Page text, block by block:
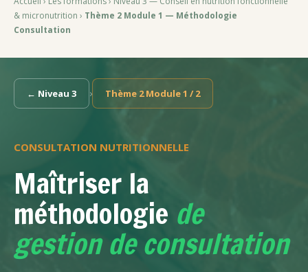
& micronutrition › Thème 2 Module 1 — Méthodologie
Consultation
← Niveau 3 › Thème 2 Module 1 / 2
CONSULTATION NUTRITIONNELLE
Maîtriser la
méthodologie de
gestion de consultation